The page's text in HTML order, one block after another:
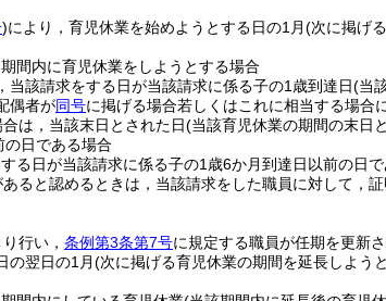
)により，育児休業を始めようとする日の1月(次に掲げ
間内に育児休業をしようとする場合
当該請求をする日が当該請求に係る子の1歳到達日(当
偶者が同号に掲げる場合若しくはこれに相当する場合
は，当該末日とされた日(当該育児休業の期間の末日
の日である場合
る日が当該請求に係る子の1歳6か月到達日以前の日
ると認めるときは，当該請求をした職員に対して，
行い， 条例第3条第7号に規定する職員が任期を更新
の翌日の1月(次に掲げる育児休業の期間を延長しよう